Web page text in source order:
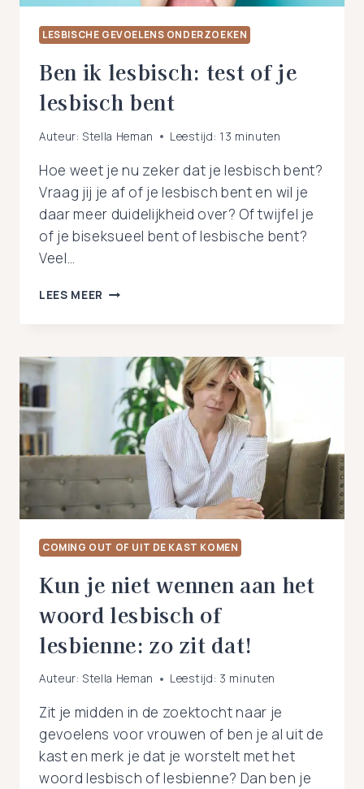
LESBISCHE GEVOELENS ONDERZOEKEN
Ben ik lesbisch: test of je
lesbisch bent
Auteur: Stella Heman Leestijd: 13 minuten
Hoe weet je nu zeker dat je lesbisch bent?
Vraag jij je af of je lesbisch bent en wil je
daar meer duidelijkheid over? Of twijfel je
of je biseksueel bent of lesbische bent?
Veel…
LEES MEER BEN
OF
LESBISCH
BENT
COMING OUT OF UIT DE KAST KOMEN
Kun je niet wennen aan het
woord lesbisch of
lesbienne: zo zit dat!
Auteur: Stella Heman Leestijd: 3 minuten
Zit je midden in de zoektocht naar je
gevoelens voor vrouwen of ben je al uit de
kast en merk je dat je worstelt met het
woord lesbisch of lesbienne? Dan ben je